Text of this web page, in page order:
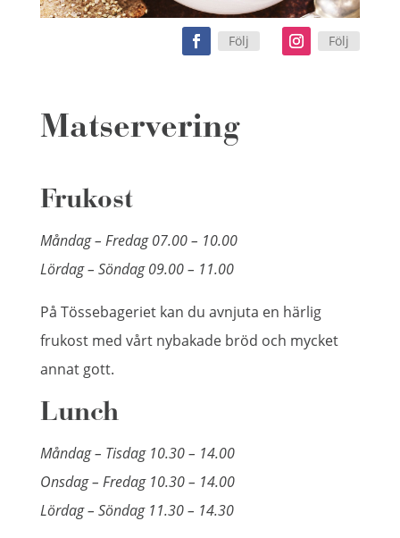
Följ Följ
Matservering
Frukost
Måndag – Fredag 07.00 – 10.00
Lördag – Söndag 09.00 – 11.00
På Tössebageriet kan du avnjuta en härlig
frukost med vårt nybakade bröd och mycket
annat gott.
Lunch
Måndag – Tisdag 10.30 – 14.00
Onsdag – Fredag 10.30 – 14.00
Lördag – Söndag 11.30 – 14.30